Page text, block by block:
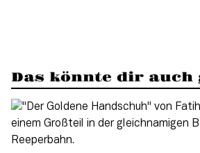
Das könnte dir auch